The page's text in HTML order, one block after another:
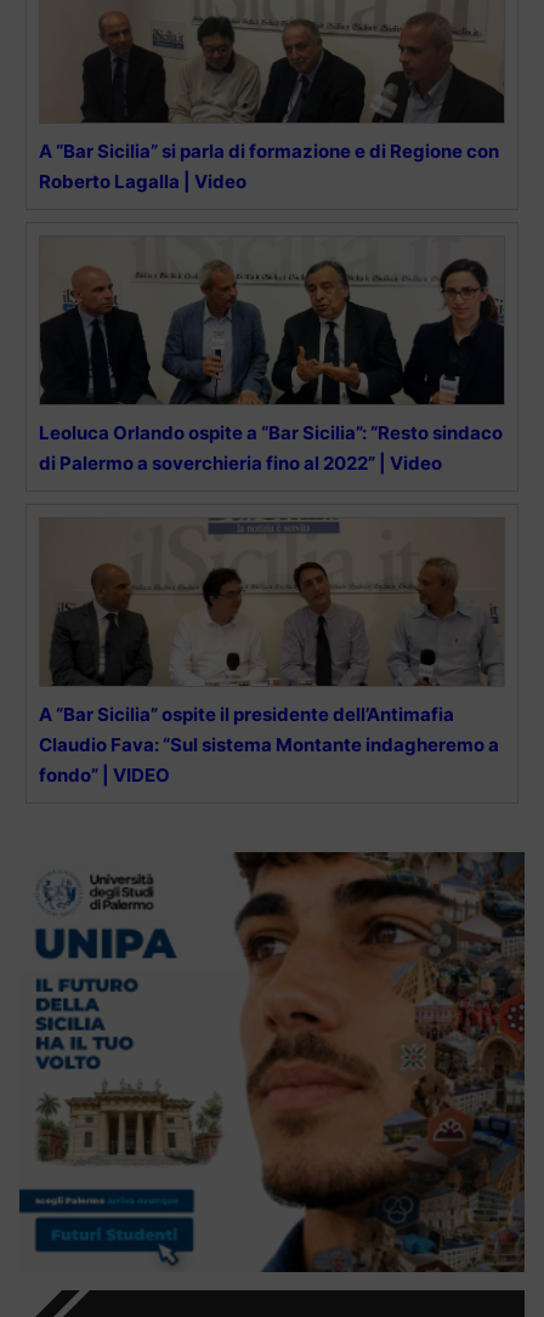
A “Bar Sicilia” si parla di formazione e di Regione con
Roberto Lagalla | Video
Leoluca Orlando ospite a “Bar Sicilia”: “Resto sindaco
di Palermo a soverchieria fino al 2022” | Video
A “Bar Sicilia” ospite il presidente dell’Antimafia
Claudio Fava: “Sul sistema Montante indagheremo a
fondo” | VIDEO